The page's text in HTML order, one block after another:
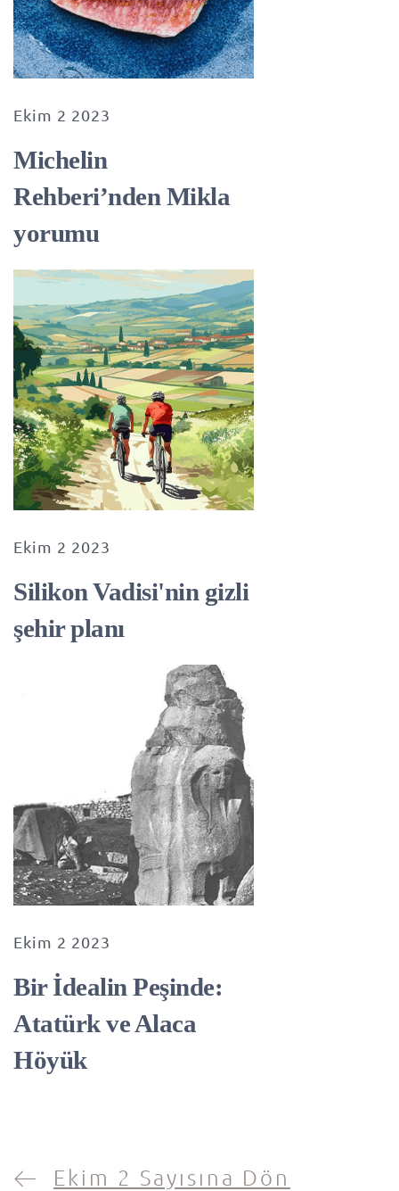
Ekim 2 2023
Michelin
Rehberi’nden Mikla
yorumu
Ekim 2 2023
Silikon Vadisi'nin gizli
şehir planı
Ekim 2 2023
Bir İdealin Peşinde:
Atatürk ve Alaca
Höyük
Ekim 2 Sayısına Dön